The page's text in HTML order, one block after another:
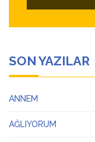
SON YAZILAR
ANNEM
AĞLIYORUM